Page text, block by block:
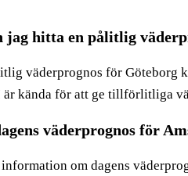
jag hitta en pålitlig
väderprognos för Göteborg
är kända för att ge tillförlitliga
väderprognos för
om dagens